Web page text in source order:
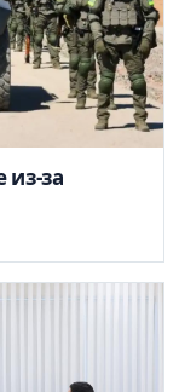
из-за